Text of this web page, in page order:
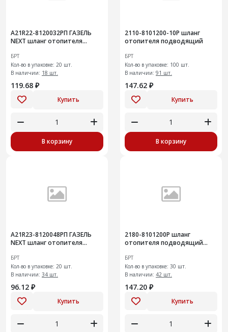
А21R22-8120032РП ГАЗЕЛЬ
NEXT шланг отопителя
БРТ
Кол-во в упаковке: 20 шт.
В наличии: 18 шт.
119.68 ₽
Купить
В корзину
2110-8101200-10Р шланг
отопителя подводящий
БРТ
Кол-во в упаковке: 100 шт.
В наличии: 91 шт.
147.62 ₽
Купить
В корзину
А21R23-8120048РП ГАЗЕЛЬ
NEXT шланг отопителя
БРТ
Кол-во в упаковке: 20 шт.
В наличии: 34 шт.
96.12 ₽
Купить
2180-8101200Р шланг
отопителя подводящий
БРТ
Кол-во в упаковке: 30 шт.
В наличии: 42 шт.
147.20 ₽
Купить